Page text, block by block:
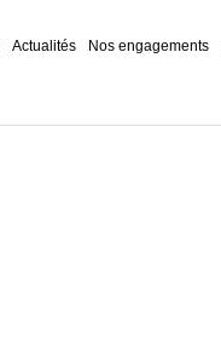
Actualités Nos engagements